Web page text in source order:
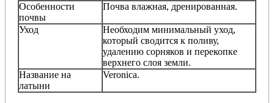
Особенности
почвы
Почва влажная, дренированная.
Уход
Необходим минимальный уход,
который сводится к поливу,
удалению сорняков и перекопке
верхнего слоя земли.
Название на
латыни
Veronica.